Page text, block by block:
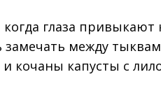
глаза привыкают
замечать между
кочаны капусты с